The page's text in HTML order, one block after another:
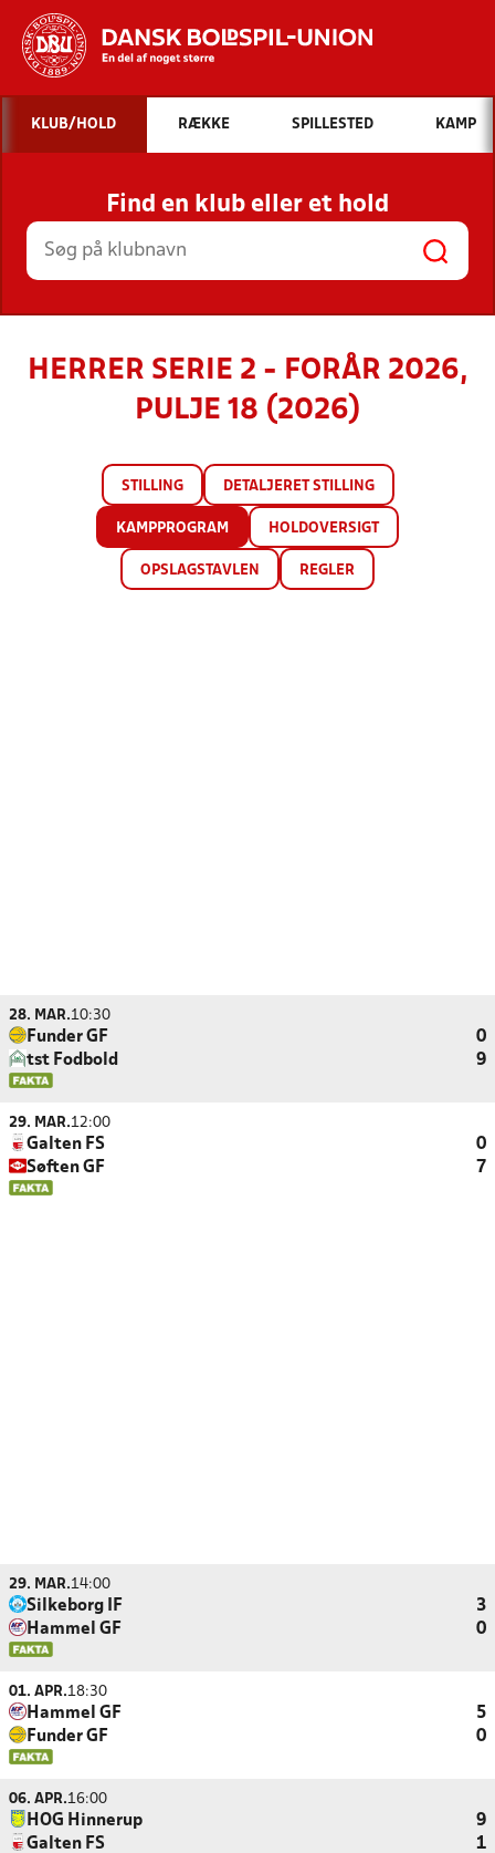
Hvad vil du søge efter?
INDHOLD OG NYHEDER
STILLINGER, RESULTATER, KLUBBER OG
HOLD
KLUB/HOLD RÆKKE SPILLESTED KAMP
Find en klub eller et hold
HERRER SERIE 2 - FORÅR 2026,
PULJE 18 (2026)
STILLING DETALJERET STILLING
KAMPPROGRAM HOLDOVERSIGT
OPSLAGSTAVLEN REGLER
28. MAR.10:30
Funder GF
0
tst Fodbold
9
29. MAR.12:00
Galten FS
0
Søften GF
7
29. MAR.14:00
Silkeborg IF
3
Hammel GF
0
01. APR.18:30
Hammel GF
5
Funder GF
0
06. APR.16:00
HOG Hinnerup
9
Galten FS
1